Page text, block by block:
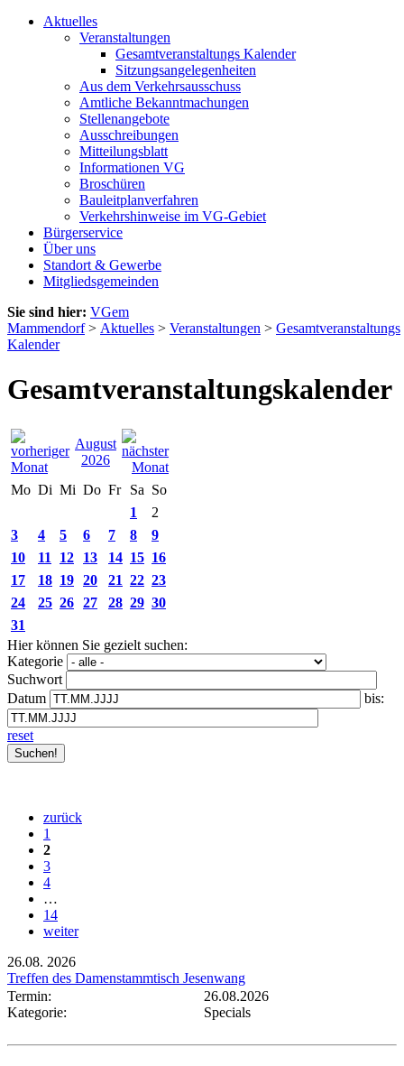
Aktuelles
Veranstaltungen
Gesamtveranstaltungs Kalender
Sitzungsangelegenheiten
Aus dem Verkehrsausschuss
Amtliche Bekanntmachungen
Stellenangebote
Ausschreibungen
Mitteilungsblatt
Informationen VG
Broschüren
Bauleitplanverfahren
Verkehrshinweise im VG-Gebiet
Bürgerservice
Über uns
Standort & Gewerbe
Mitgliedsgemeinden
Sie sind hier: VGem
Mammendorf> Aktuelles > Veranstaltungen > Gesamtveranstaltungs
Kalender
Gesamtveranstaltungskalender
August
2026
Mo Di Mi Do Fr Sa So
1
2
3
4 5 6 7 8
9
10
11 12 13 14 15 16
17
18 19 20 21 22 23
24
25 26 27 28 29 30
31
Hier können Sie gezielt suchen:
Kategorie
Suchwort
Datum
bis:
reset
zurück
1
2
3
4
…
14
weiter
26.08. 2026
Treffen des Damenstammtisch Jesenwang
Termin:
26.08.2026
Kategorie:
Specials